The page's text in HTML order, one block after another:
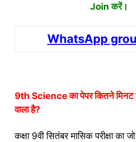
Join करें।
WhatsApp
9th Science का पेपर कितने मिनट
वाला है?
कक्षा 9वी सितंबर मासिक परीक्षा का